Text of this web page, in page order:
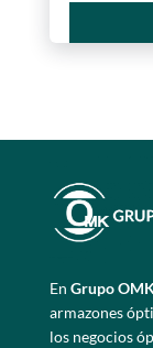
En Grupo
armazones
los negocios